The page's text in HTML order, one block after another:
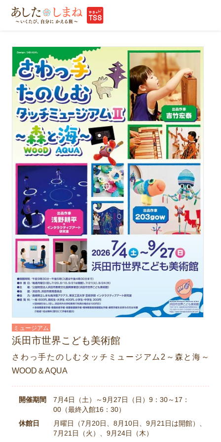
ミュージアム
浜田市世界こども美術館
さわっ手たのしむタッチミュージアム2～森と海～
WOOD＆AQUA
開催期間
7月4日（土）～9月27日（日）9：30～17：
00（最終入館16：30）
休館日
月曜日（7月20日、8月10日、9月21日は開館）、
7月21日（火）、9月24日（木）